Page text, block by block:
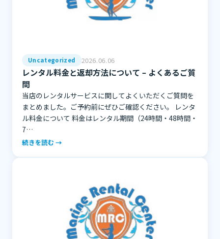
Uncategorized 2026.06.06
レンタル料金と返却方法について – よくあるご質
問
当店のレンタルサービスに関してよくいただくご質問を
まとめました。ご予約前にぜひご確認ください。 レンタ
ル料金について 料金はレンタル期間（24時間・48時間・
7…
続きを読む →